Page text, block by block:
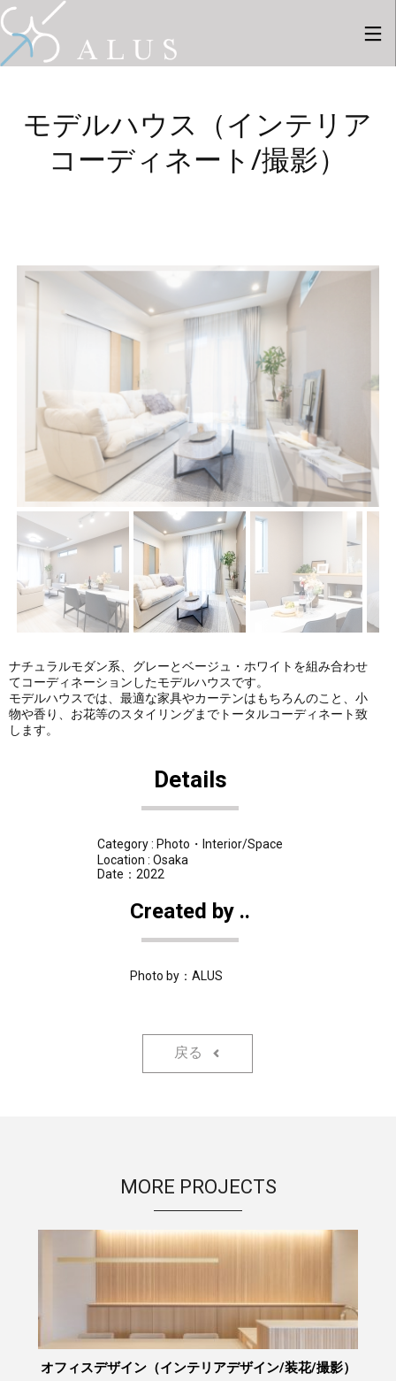
採用情
報
新しい
ラリー
にUPし
新しい
事例を1
件ギャ
ラリー
にUPし
ました
6
事例を8
件ギャ
ラリー
にUPし
ました
26
事例を9
件ギャ
ラリー
にUPし
まし
た。
モデルハウス（インテリア
コーディネート/撮影）
ナチュラルモダン系、グレーとベージュ・ホワイトを組み合わせ
てコーディネーションしたモデルハウスです。
モデルハウスでは、最適な家具やカーテンはもちろんのこと、小
物や香り、お花等のスタイリングまでトータルコーディネート致
します。
Details
Category : Photo・Interior/Space
Location : Osaka
Date：2022
Created by ..
Photo by：ALUS
戻る
MORE PROJECTS
オフィスデザイン（インテリアデザイン/装花/撮影）